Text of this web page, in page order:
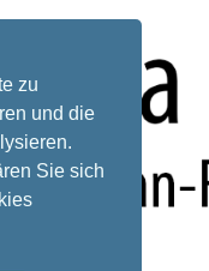
zu
und die
Sie sich